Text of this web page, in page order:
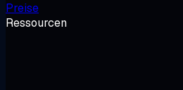
Preise
Ressourcen